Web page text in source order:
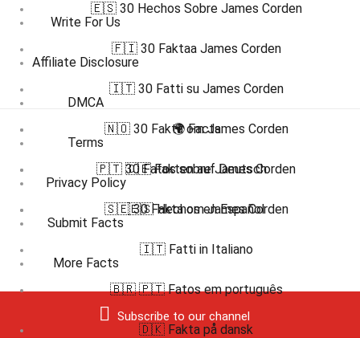
Write For Us
Affiliate Disclosure
DMCA
Terms
Privacy Policy
Submit Facts
More Facts
Subscribe to our channel
🇪🇸 30 Hechos Sobre James Corden
🇫🇮 30 Faktaa James Corden
🇮🇹 30 Fatti su James Corden
🇳🇴 30 Fakta om James Corden
🇵🇹 30 Fatos sobre James Corden
🇸🇪 30 Fakta om James Corden
🌍 Facts
🇩🇪 Fakten auf Deutsch
🇪🇸 Hechos en Español
🇮🇹 Fatti in Italiano
🇧🇷 🇵🇹 Fatos em português
🇩🇰 Fakta på dansk